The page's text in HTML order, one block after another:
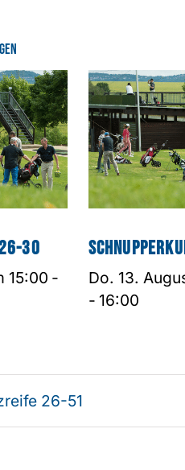
30
15:00 -
Do. 13.
- 16:00
26-51